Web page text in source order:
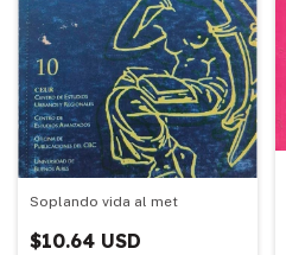
Soplando vida al met
$10.64 USD